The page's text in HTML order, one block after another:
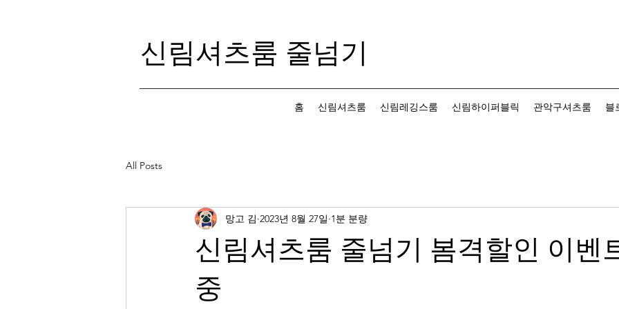
신림셔츠룸 줄넘기
홈 신림셔츠룸 신림레깅스룸 신림하이퍼블릭 관악구셔츠룸 블
All Posts
신림셔츠룸 줄넘기 봄격할인 이벤
중
망고 김 2023년 8월 27일 1분 분량